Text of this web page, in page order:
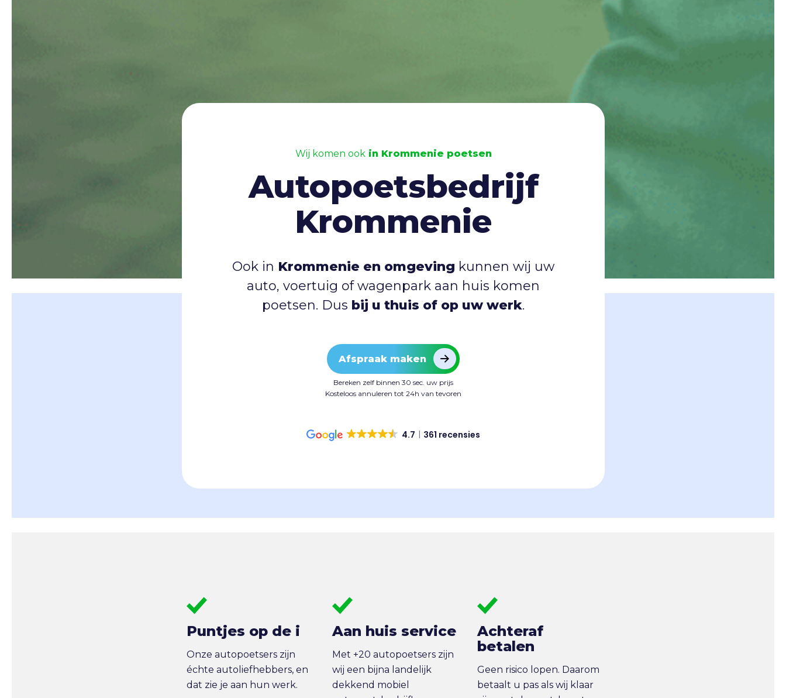
Wij komen ook in Krommenie poetsen
Autopoetsbedrijf
Krommenie
Ook in Krommenie en omgeving kunnen wij uw
auto, voertuig of wagenpark aan huis komen
poetsen. Dus bij u thuis of op uw werk.
Afspraak maken
Bereken zelf binnen 30 sec. uw prijs
Kosteloos annuleren tot 24h van tevoren
4.7 361 recensies
Puntjes op de i
Onze autopoetsers zijn
échte autoliefhebbers, en
dat zie je aan hun werk.
Aan huis service
Met +20 autopoetsers zijn
wij een bijna landelijk
dekkend mobiel
Achteraf
betalen
Geen risico lopen. Daarom
betaalt u pas als wij klaar